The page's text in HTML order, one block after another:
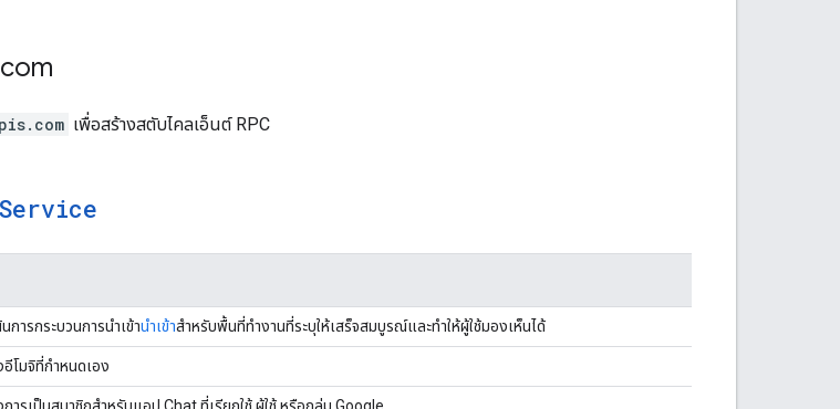
com
เพื่อสร้างสตับไคลเอ็นต์ RPC
Service
การกระบวนการนำเข้านำเข้าสำหรับพื้นที่ทำงานที่ระบุให้เสร็จสมบูรณ์และทำให้ผู้ใช้มองเห็นได้
อีโมจิที่กำหนดเอง